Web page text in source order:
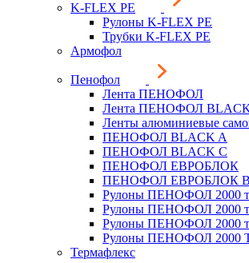
K-FLEX PE
Рулоны K-FLEX PE
Трубки K-FLEX PE
Армофол
Пенофол
Лента ПЕНОФОЛ
Лента ПЕНОФОЛ
Ленты алюминиевые
ПЕНОФОЛ BLACK A
ПЕНОФОЛ BLACK С
ПЕНОФОЛ ЕВРОБЛОК
ПЕНОФОЛ ЕВРОБЛОК
Рулоны ПЕНОФОЛ 2000
Рулоны ПЕНОФОЛ 2000
Рулоны ПЕНОФОЛ 2000
Рулоны ПЕНОФОЛ 2000
Термафлекс